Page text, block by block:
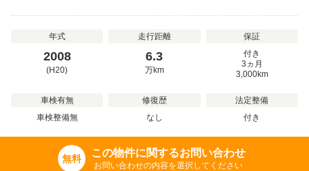
年式
2008
(H20)
走行距離
6.3
万km
保証
付き
3ヵ月
3,000km
車検有無
車検整備無
修復歴
なし
法定整備
付き
無料 この物件に関するお問い合わせ
お問い合わせの内容を選択してください